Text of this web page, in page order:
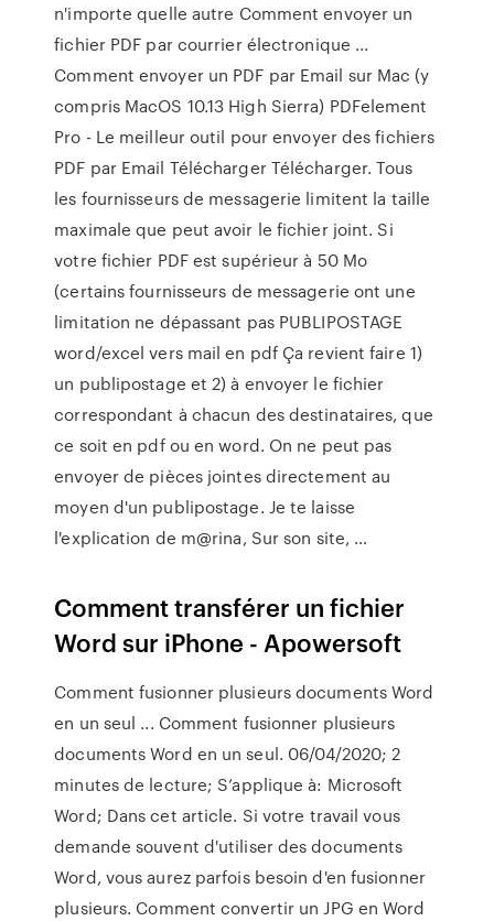
n'importe quelle autre Comment envoyer un
fichier PDF par courrier électronique ...
Comment envoyer un PDF par Email sur Mac (y
compris MacOS 10.13 High Sierra) PDFelement
Pro - Le meilleur outil pour envoyer des fichiers
PDF par Email Télécharger Télécharger. Tous
les fournisseurs de messagerie limitent la taille
maximale que peut avoir le fichier joint. Si
votre fichier PDF est supérieur à 50 Mo
(certains fournisseurs de messagerie ont une
limitation ne dépassant pas PUBLIPOSTAGE
word/excel vers mail en pdf Ça revient faire 1)
un publipostage et 2) à envoyer le fichier
correspondant à chacun des destinataires, que
ce soit en pdf ou en word. On ne peut pas
envoyer de pièces jointes directement au
moyen d'un publipostage. Je te laisse
l'explication de m@rina, Sur son site, …
Comment transférer un fichier
Word sur iPhone - Apowersoft
Comment fusionner plusieurs documents Word
en un seul ... Comment fusionner plusieurs
documents Word en un seul. 06/04/2020; 2
minutes de lecture; S’applique à: Microsoft
Word; Dans cet article. Si votre travail vous
demande souvent d'utiliser des documents
Word, vous aurez parfois besoin d'en fusionner
plusieurs. Comment convertir un JPG en Word